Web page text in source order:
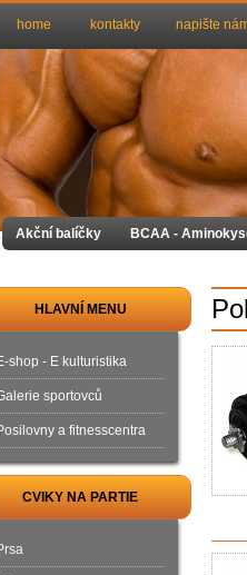
HLAVNÍ MENU
shop - E kulturistika
sportovců
a fitnesscentra
CVIKY NA PARTIE
home kontakty napište
Akční balíčky BCAA -